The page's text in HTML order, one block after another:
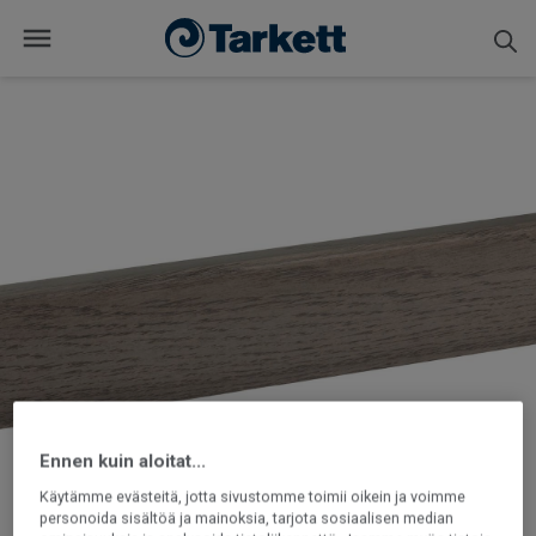
Ennen kuin aloitat...
Käytämme evästeitä, jotta sivustomme toimii oikein ja voimme
personoida sisältöä ja mainoksia, tarjota sosiaalisen median